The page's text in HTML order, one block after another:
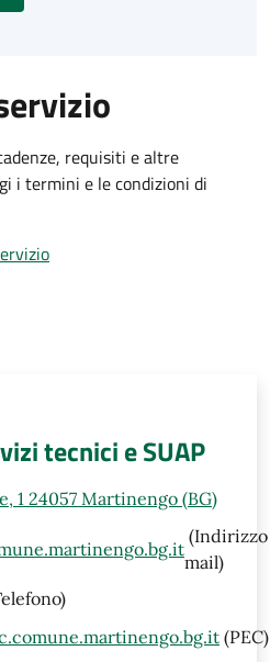
requisiti e altre
i termini e le condizioni di
tecnici e SUAP
1 24057 Martinengo (BG)
(Indirizzo
mail)
(PEC)